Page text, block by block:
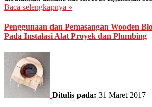
Baca selengkapnya »
Penggunaan dan Pemasangan Wooden
Pada Instalasi Alat Proyek dan Plumbing
Ditulis pada: 31 Maret 2017